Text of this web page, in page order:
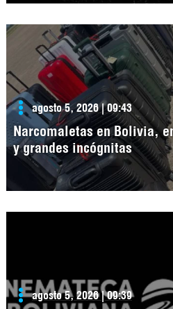
agosto 5, 2026 | 09:43
Narcomaletas en Bolivia,
y grandes incógnitas
agosto 5, 2026 | 09:39